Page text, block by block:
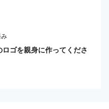
ゴを親身に作ってくださ